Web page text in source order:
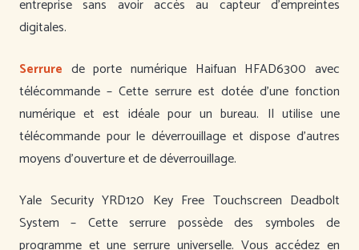
entreprise sans avoir accès au capteur d’empreintes
digitales.
Serrure de porte numérique Haifuan HFAD6300 avec
télécommande – Cette serrure est dotée d’une fonction
numérique et est idéale pour un bureau. Il utilise une
télécommande pour le déverrouillage et dispose d’autres
moyens d’ouverture et de déverrouillage.
Yale Security YRD120 Key Free Touchscreen Deadbolt
System – Cette serrure possède des symboles de